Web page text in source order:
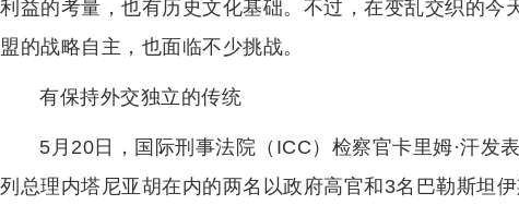
利益的考量，也有历史文化基础。不过，在变乱交织的今
盟的战略自主，也面临不少挑战。
有保持外交独立的传统
5月20日，国际刑事法院（ICC）检察官卡里姆·汗发
列总理内塔尼亚胡在内的两名以政府高官和3名巴勒斯坦